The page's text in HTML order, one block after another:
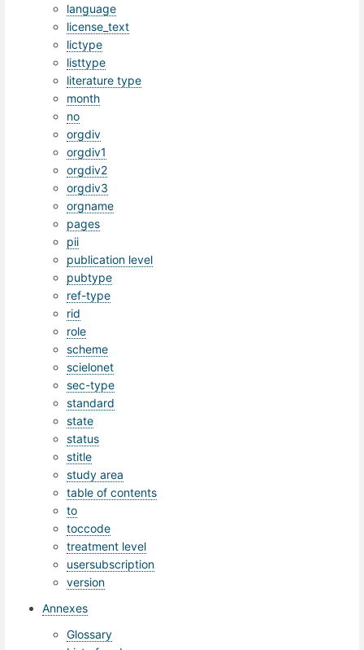
language
license_text
lictype
listtype
literature type
month
no
orgdiv
orgdiv1
orgdiv2
orgdiv3
orgname
pages
pii
publication level
pubtype
ref-type
rid
role
scheme
scielonet
sec-type
standard
state
status
stitle
study area
table of contents
to
toccode
treatment level
usersubscription
version
Annexes
Glossary